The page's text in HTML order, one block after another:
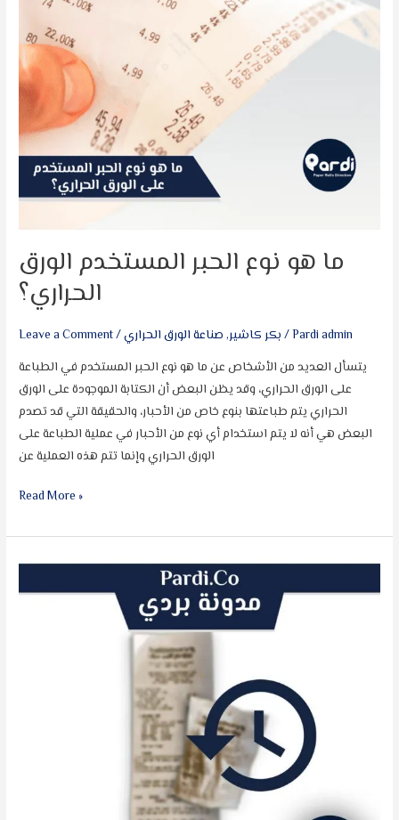
ما هو نوع الحبر المستخدم الورق
الحراري؟
Leave a Comment/ بكر كاشير,صناعة الورق الحراري /Pardi admin
يتسأل العديد من الأشخاص عن ما هو نوع الحبر المستخدم في الطباعة
على الورق الحراري، وقد يظن البعض أن الكتابة الموجودة على الورق
الحراري يتم طباعتها بنوع خاص من الأحبار، والحقيقة التي قد تصدم
البعض هي أنه لا يتم استخدام أي نوع من الأحبار في عملية الطباعة على
الورق الحراري وإنما تتم هذه العملية عن
الحراري؟
Read More »
كيفية
استعادة